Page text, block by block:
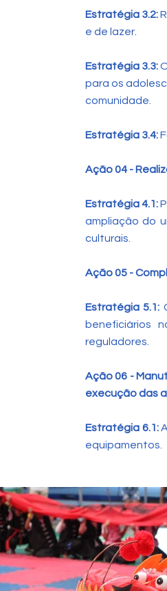
Estratégia 3.2:
e de lazer.
Estratégia 3.3:
para os
comunidade.
Estratégia 3.4:
Ação 04 -
Estratégia 4.1:
ampliação do
culturais.
Ação 05 -
Estratégia 5.1:
beneficiários
reguladores.
Ação 06 -
execução das
Estratégia 6.1:
equipamentos.